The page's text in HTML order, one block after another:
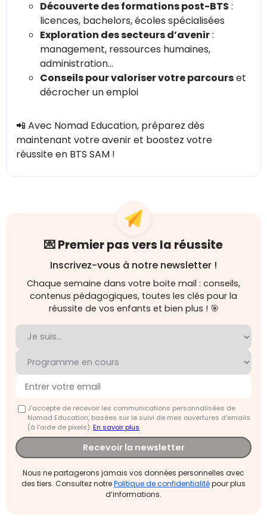
Découverte des formations post-BTS :
licences, bachelors, écoles spécialisées
Exploration des secteurs d’avenir:
management, ressources humaines,
administration…
Conseils pour valoriser votre parcourset
décrocher un emploi
📲 Avec Nomad Education, préparez dès
maintenant votre avenir et boostez votre
réussite en BTS SAM !
💌 Premier pas vers la réussite
Inscrivez-vous à notre newsletter !
Chaque semaine dans votre boite mail : conseils,
contenus pédagogiques, toutes les clés pour la
réussite de vos enfants et bien plus ! 🎯
J'accepte de recevoir les communications personnalisées de
Nomad Education, basées sur le suivi de mes ouvertures d'emails
(à l’aide de pixels).En savoir plus
Recevoir la newsletter
Nous ne partagerons jamais vos données personnelles avec
des tiers. Consultez notrePolitique de confidentialitépour plus
d’informations.